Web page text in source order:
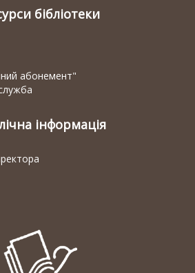
бібліотеки
абонемент"
інформація